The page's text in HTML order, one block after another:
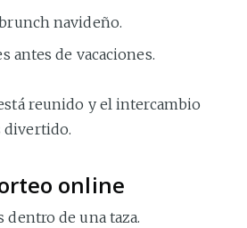
navideño.
antes de vacaciones.
reunido y el intercambio
divertido.
online
de una taza.